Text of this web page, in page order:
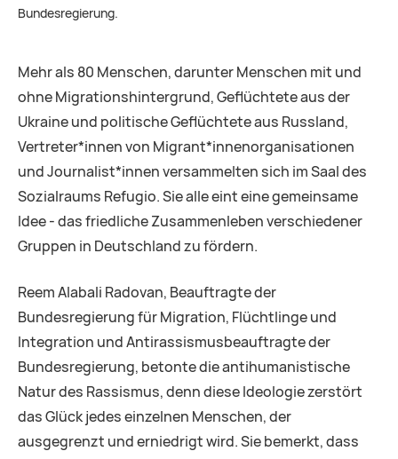
Bundesregierung.
Mehr als 80 Menschen, darunter Menschen mit und
ohne Migrationshintergrund, Geflüchtete aus der
Ukraine und politische Geflüchtete aus Russland,
Vertreter*innen von Migrant*innenorganisationen
und Journalist*innen versammelten sich im Saal des
Sozialraums Refugio. Sie alle eint eine gemeinsame
Idee - das friedliche Zusammenleben verschiedener
Gruppen in Deutschland zu fördern.
Reem Alabali Radovan, Beauftragte der
Bundesregierung für Migration, Flüchtlinge und
Integration und Antirassismusbeauftragte der
Bundesregierung, betonte die antihumanistische
Natur des Rassismus, denn diese Ideologie zerstört
das Glück jedes einzelnen Menschen, der
ausgegrenzt und erniedrigt wird. Sie bemerkt, dass